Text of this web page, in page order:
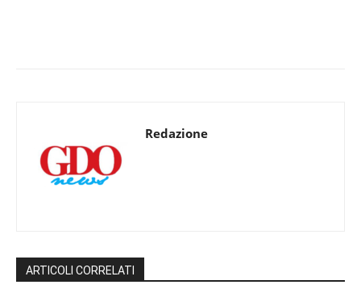
Redazione
ARTICOLI CORRELATI